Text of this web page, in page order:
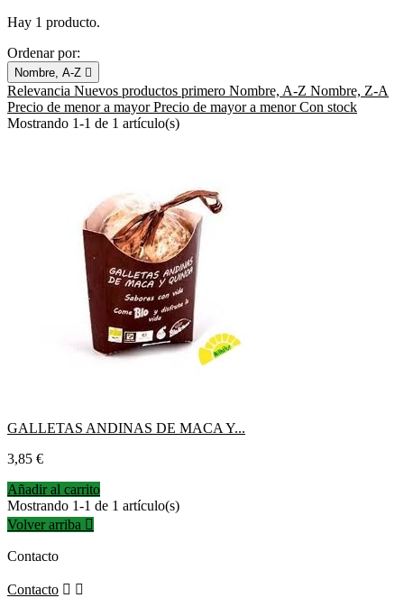
Hay 1 producto.
Ordenar por:
Nombre, A-Z 
Relevancia Nuevos productos primero Nombre, A-Z Nombre, Z-A
Precio de menor a mayorPrecio de mayor a menorCon stock
Mostrando 1-1 de 1 artículo(s)
GALLETAS ANDINAS DE MACA Y...
Precio
3,85 €
Añadir al carrito
Mostrando 1-1 de 1 artículo(s)
Volver arriba 
Contacto
Contacto  